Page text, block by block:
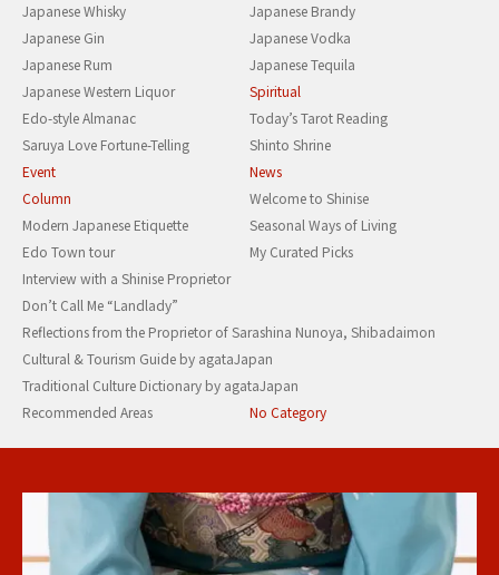
Japanese Whisky
Japanese Brandy
Japanese Gin
Japanese Vodka
Japanese Rum
Japanese Tequila
Japanese Western Liquor
Spiritual
Edo-style Almanac
Today’s Tarot Reading
Saruya Love Fortune-Telling
Shinto Shrine
Event
News
Column
Welcome to Shinise
Modern Japanese Etiquette
Seasonal Ways of Living
Edo Town tour
My Curated Picks
Interview with a Shinise Proprietor
Don’t Call Me “Landlady”
Reflections from the Proprietor of Sarashina Nunoya, Shibadaimon
Cultural & Tourism Guide by agataJapan
Traditional Culture Dictionary by agataJapan
Recommended Areas
No Category